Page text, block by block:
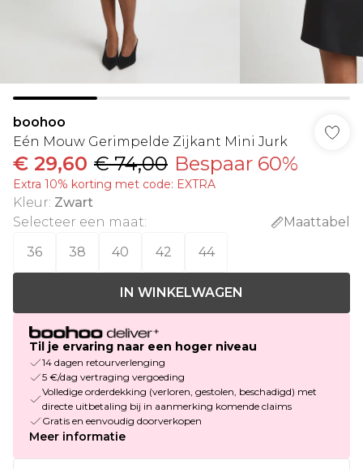
boohoo
Eén Mouw Gerimpelde Zijkant Mini Jurk
€ 29,60 € 74,00 Bespaar 60%
Extra 10% korting met code: EXTRA
Kleur: Zwart
Selecteer een maat:
Maattabel
36
38 40 42 44
IN WINKELWAGEN
Til je ervaring naar een hoger niveau
14 dagen retourverlenging
5 €/dag vertraging vergoeding
Volledige orderdekking (verloren, gestolen, beschadigd) met
directe uitbetaling bij in aanmerking komende claims
Gratis en eenvoudig doorverkopen
Meer informatie